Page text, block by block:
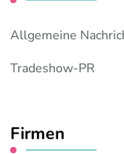
Allgemeine
Tradeshow-PR
Firmen